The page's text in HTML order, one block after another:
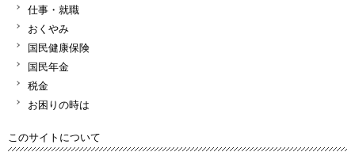
仕事・就職
おくやみ
国民健康保険
国民年金
税金
お困りの時は
このサイトについて